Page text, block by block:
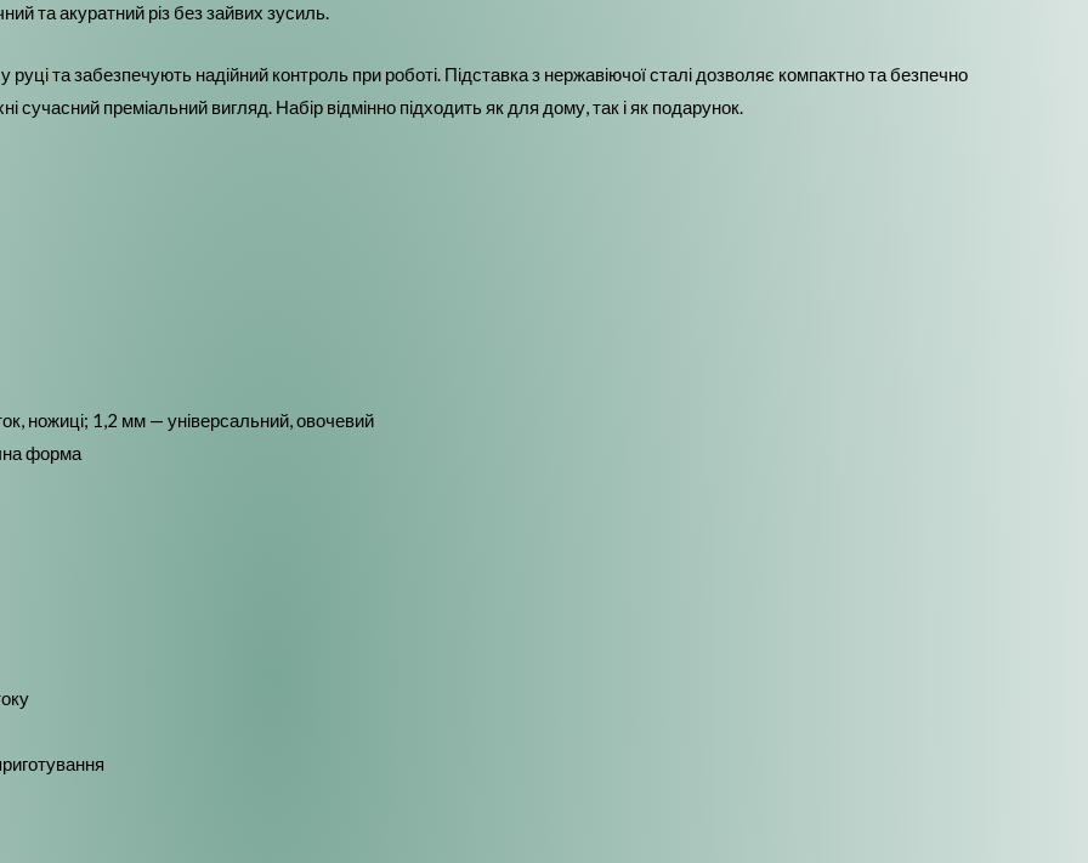
та акуратний різ без зайвих зусиль.
руці та забезпечують надійний контроль при роботі. Підставка з нержавіючої сталі дозволяє компактно та безпечно
сучасний преміальний вигляд. Набір відмінно підходить як для дому, так і як подарунок.
ножиці; 1,2 мм — універсальний, овочевий
форма